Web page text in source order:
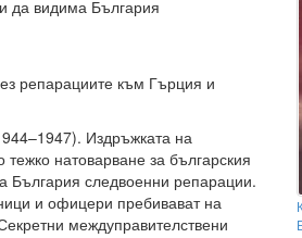
да видима България
репарациите към Гърция и
Издръжката на
натоварване за българския
България следвоенни репарации.
и офицери пребивават на
междуправителствени